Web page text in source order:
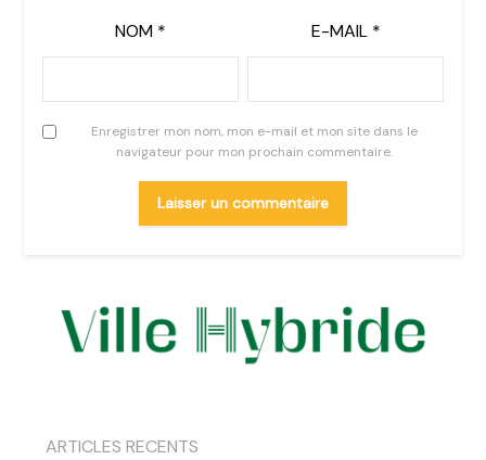
NOM * E-MAIL *
Enregistrer mon nom, mon e-mail et mon site dans le
navigateur pour mon prochain commentaire.
ARTICLES RECENTS